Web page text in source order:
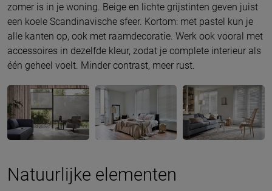
zomer is in je woning. Beige en lichte grijstinten geven juist
een koele Scandinavische sfeer. Kortom: met pastel kun je
alle kanten op, ook met raamdecoratie. Werk ook vooral met
accessoires in dezelfde kleur, zodat je complete interieur als
één geheel voelt. Minder contrast, meer rust.
Natuurlijke elementen